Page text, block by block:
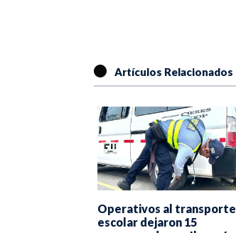
Artículos Relacionados
Operativos al transporte
escolar dejaron 15